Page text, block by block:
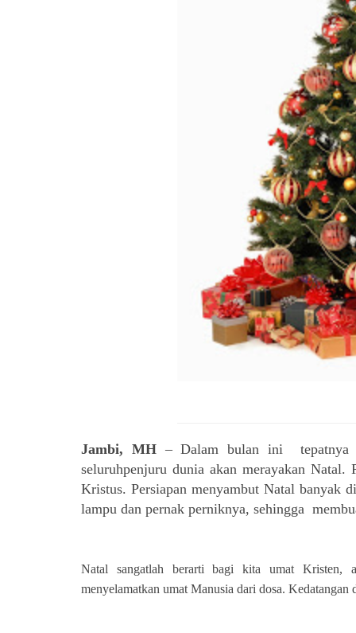
Jambi, MH– Dalam bulan ini tepatnya
seluruhpenjuru dunia akan merayakan Natal.
Kristus. Persiapan menyambut Natal banyak
lampu dan pernak perniknya, sehingga
Natal sangatlah berarti bagi kita umat Kristen,
menyelamatkan umat Manusia dari dosa.